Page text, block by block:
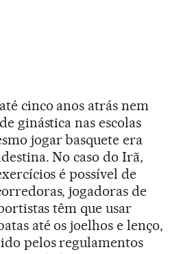
cinco anos atrás nem
ginástica nas escolas
jogar basquete era
No caso do Irã,
é possível de
jogadoras de
têm que usar
até os joelhos e lenço,
pelos regulamentos